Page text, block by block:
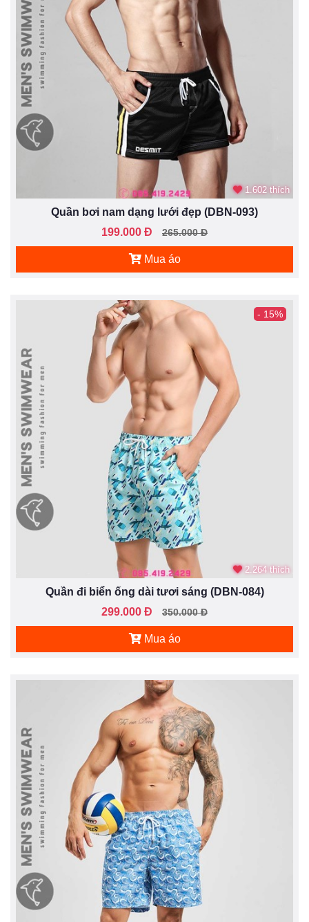
1.602 thích
Quần bơi nam dạng lưới đẹp (DBN-093)
199.000 Đ
265.000 Đ
Mua áo
- 15%
2.264 thích
Quần đi biển ống dài tươi sáng (DBN-084)
299.000 Đ
350.000 Đ
Mua áo